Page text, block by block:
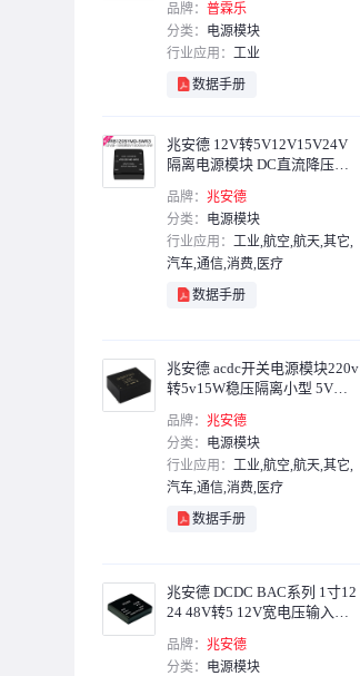
品牌： 普霖乐
分类： 电源模块
行业应用： 工业
数据手册
兆安德 12V转5V12V15V24V
隔离电源模块 DC直流降压电
品牌： 兆安德
分类： 电源模块
行业应用： 工业,航空,航天,其它,
汽车,通信,消费,医疗
数据手册
兆安德 acdc开关电源模块220v
转5v15W稳压隔离小型 5V（A
品牌： 兆安德
分类： 电源模块
行业应用： 工业,航空,航天,其它,
汽车,通信,消费,医疗
数据手册
兆安德 DCDC BAC系列 1寸12
24 48V转5 12V宽电压输入降
24V转5V 10W单路
品牌： 兆安德
分类： 电源模块